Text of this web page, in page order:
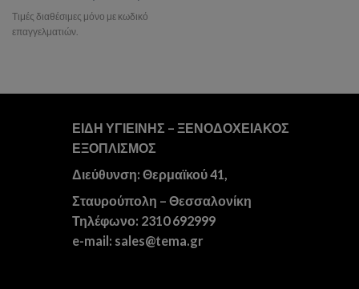
Τιμές διαθέσιμες μόνο με κωδικό
επαγγελματιών.
ΕΙΔΗ ΥΓΙΕΙΝΗΣ – ΞΕΝΟΔΟΧΕΙΑΚΟΣ
ΕΞΟΠΛΙΣΜΟΣ
Διεύθυνση: Θερμαϊκού 41,
Σταυρούπολη – Θεσσαλονίκη
Τηλέφωνο: 2310 692999
e-mail: sales@tema.gr